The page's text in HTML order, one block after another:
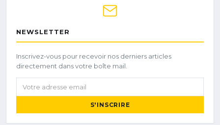
NEWSLETTER
Inscrivez-vous pour recevoir nos derniers articles
directement dans votre boîte mail.
Votre adresse email
S'INSCRIRE